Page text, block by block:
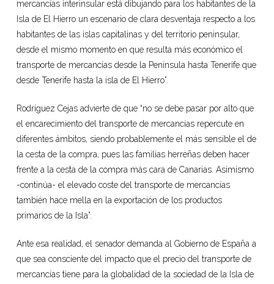
mercancías interinsular está dibujando para los habitantes de la
Isla de El Hierro un escenario de clara desventaja respecto a los
habitantes de las islas capitalinas y del territorio peninsular,
desde el mismo momento en que resulta más económico el
transporte de mercancías desde la Península hasta Tenerife que
desde Tenerife hasta la isla de El Hierro”.
Rodríguez Cejas advierte de que “no se debe pasar por alto que
el encarecimiento del transporte de mercancías repercute en
diferentes ámbitos, siendo probablemente el más sensible el de
la cesta de la compra, pues las familias herreñas deben hacer
frente a la cesta de la compra más cara de Canarias. Asimismo
-continúa- el elevado coste del transporte de mercancías
también hace mella en la exportación de los productos
primarios de la Isla”.
Ante esa realidad, el senador demanda al Gobierno de España a
que sea consciente del impacto que el precio del transporte de
mercancías tiene para la globalidad de la sociedad de la Isla de